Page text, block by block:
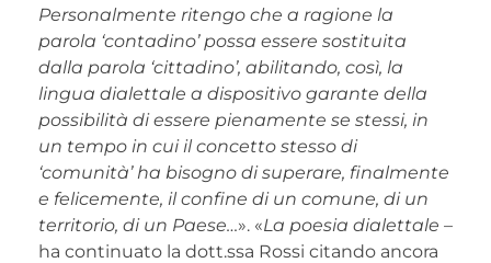
Personalmente ritengo che a ragione la
parola ‘contadino’ possa essere sostituita
dalla parola ‘cittadino’, abilitando, così, la
lingua dialettale a dispositivo garante della
possibilità di essere pienamente se stessi, in
un tempo in cui il concetto stesso di
‘comunità’ ha bisogno di superare, finalmente
e felicemente, il confine di un comune, di un
territorio, di un Paese…». «La poesia dialettale –
ha continuato la dott.ssa Rossi citando ancora